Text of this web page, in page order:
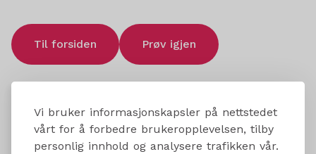
Vi bruker informasjonskapsler på nettstedet
vårt for å forbedre brukeropplevelsen, tilby
personlig innhold og analysere trafikken vår.
Til forsiden Prøv igjen